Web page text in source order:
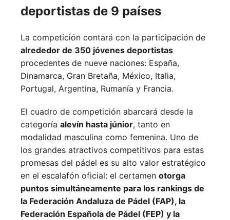
deportistas de 9 países
La competición contará con la participación de
alrededor de 350 jóvenes deportistas
procedentes de nueve naciones: España,
Dinamarca, Gran Bretaña, México, Italia,
Portugal, Argentina, Rumanía y Francia.
El cuadro de competición abarcará desde la
categoría alevín hasta júnior, tanto en
modalidad masculina como femenina. Uno de
los grandes atractivos competitivos para estas
promesas del pádel es su alto valor estratégico
en el escalafón oficial: el certamen otorga
puntos simultáneamente para los rankings de
la Federación Andaluza de Pádel (FAP), la
Federación Española de Pádel (FEP) y la